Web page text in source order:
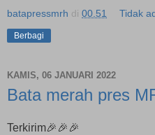
batapressmrh di 00.51 Tidak
Berbagi
KAMIS, 06 JANUARI 2022
Bata merah pres
Terkirim🎉🎉🎉